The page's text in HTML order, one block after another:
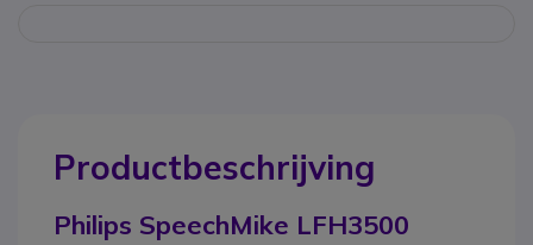
Productbeschrijving
Philips SpeechMike LFH3500